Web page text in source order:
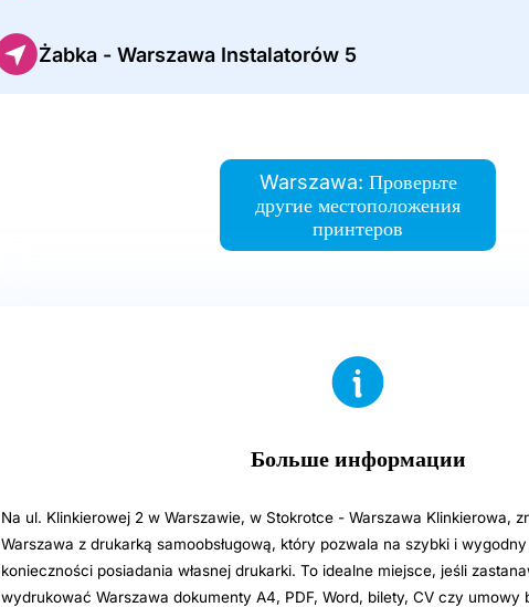
Żabka - Warszawa Instalatorów 5
Warszawa: Проверьте
другие местоположения
принтеров
Больше информации
Na ul. Klinkierowej 2 w Warszawie, w Stokrotce - Warszawa Klinkierowa,
Warszawa z drukarką samoobsługową, który pozwala na szybki i
konieczności posiadania własnej drukarki. To idealne miejsce, jeśli
wydrukować Warszawa dokumenty A4, PDF, Word, bilety, CV czy umowy